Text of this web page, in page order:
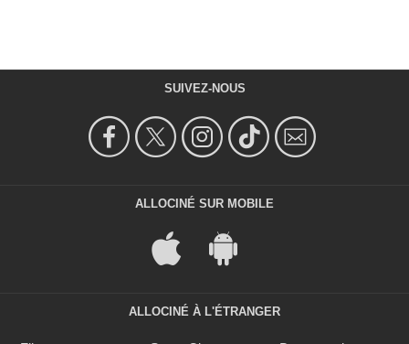
SUIVEZ-NOUS
ALLOCINÉ SUR MOBILE
ALLOCINÉ À L'ÉTRANGER